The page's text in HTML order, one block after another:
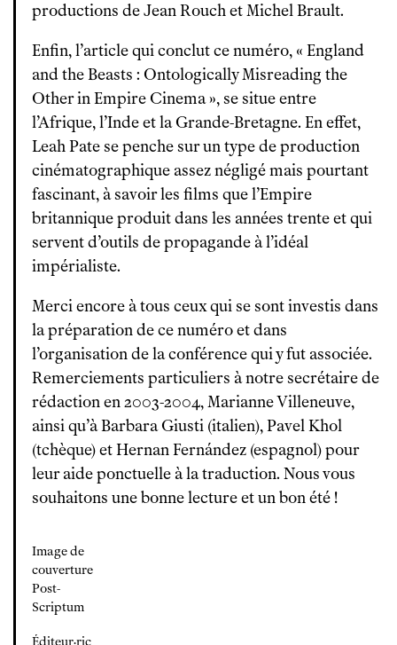
productions de Jean Rouch et Michel Brault.
Enfin, l’article qui conclut ce numéro, « England
and the Beasts : Ontologically Misreading the
Other in Empire Cinema », se situe entre
l’Afrique, l’Inde et la Grande-Bretagne. En effet,
Leah Pate se penche sur un type de production
cinématographique assez négligé mais pourtant
fascinant, à savoir les films que l’Empire
britannique produit dans les années trente et qui
servent d’outils de propagande à l’idéal
impérialiste.
Merci encore à tous ceux qui se sont investis dans
la préparation de ce numéro et dans
l’organisation de la conférence qui y fut associée.
Remerciements particuliers à notre secrétaire de
rédaction en 2003-2004, Marianne Villeneuve,
ainsi qu’à Barbara Giusti (italien), Pavel Khol
(tchèque) et Hernan Fernández (espagnol) pour
leur aide ponctuelle à la traduction. Nous vous
souhaitons une bonne lecture et un bon été !
Image de
couverture
Post-
Scriptum
Éditeur·ric